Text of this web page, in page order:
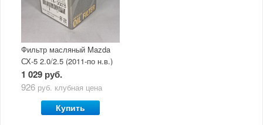
Фильтр масляный Mazda
СХ-5 2.0/2.5 (2011-по н.в.)
1 029 руб.
926 руб. клубная цена
Купить